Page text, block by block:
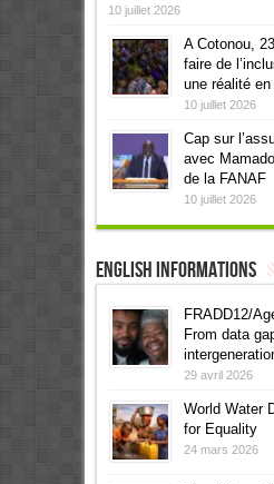
10 juillet 2026
A Cotonou,
faire de
une réalité en
10 juillet 2026
Cap sur
avec
de la FANAF
10 juillet 2026
English informations
FRADD12/
From data
29 avril 2026
World Water
for Equality
24 mars 2026